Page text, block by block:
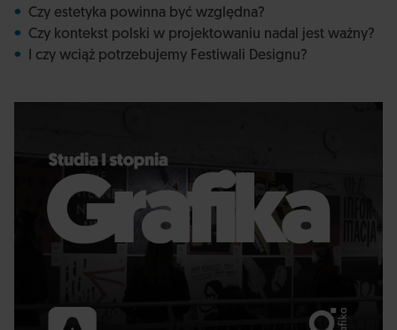
Czy estetyka powinna być względna?
Czy kontekst polski w projektowaniu nadal jest ważny?
I czy wciąż potrzebujemy Festiwali Designu?